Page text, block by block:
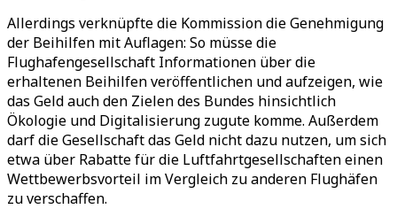
Allerdings verknüpfte die Kommission die Genehmigung
der Beihilfen mit Auflagen: So müsse die
Flughafengesellschaft Informationen über die
erhaltenen Beihilfen veröffentlichen und aufzeigen, wie
das Geld auch den Zielen des Bundes hinsichtlich
Ökologie und Digitalisierung zugute komme. Außerdem
darf die Gesellschaft das Geld nicht dazu nutzen, um sich
etwa über Rabatte für die Luftfahrtgesellschaften einen
Wettbewerbsvorteil im Vergleich zu anderen Flughäfen
zu verschaffen.